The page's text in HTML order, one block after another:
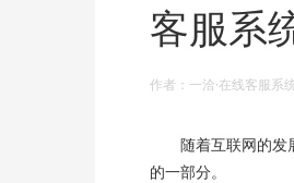
客服系
作者：一洽·在线客服
随着互联网的发展
的一部分。